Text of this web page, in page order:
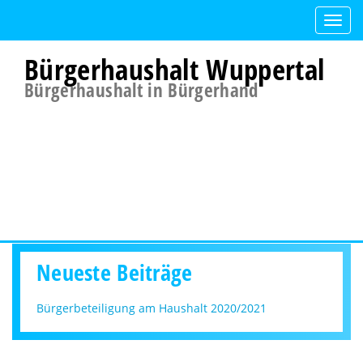
Bürgerhaushalt Wuppertal
Bürgerhaushalt in Bürgerhand
Neueste Beiträge
Bürgerbeteiligung am Haushalt 2020/2021